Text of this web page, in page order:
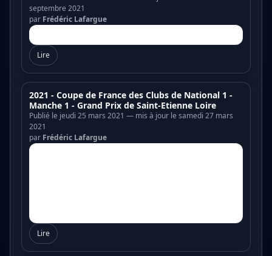
septembre 2021
par Frédéric Lafargue
Lire
2021 - Coupe de France des Clubs de National 1 -
Manche 1 - Grand Prix de Saint-Etienne Loire
Publié le jeudi 25 mars 2021 — mis à jour le samedi 27 mars
2021
par Frédéric Lafargue
Lire